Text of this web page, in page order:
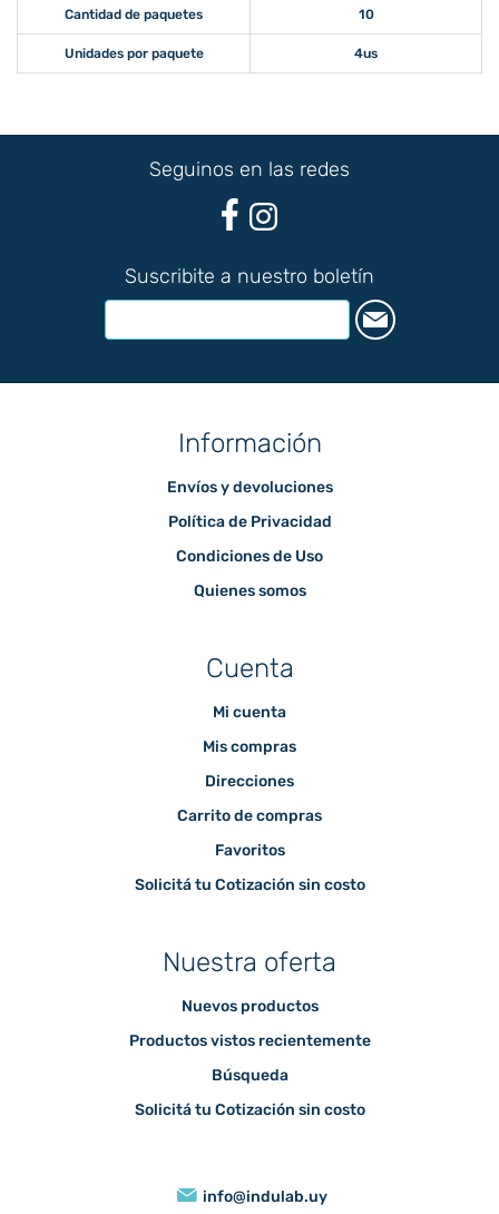
Cantidad de paquetes 10
Unidades por paquete 4us
Seguinos en las redes
Suscribite a nuestro boletín
Información
Envíos y devoluciones
Política de Privacidad
Condiciones de Uso
Quienes somos
Cuenta
Mi cuenta
Mis compras
Direcciones
Carrito de compras
Favoritos
Solicitá tu Cotización sin costo
Nuestra oferta
Nuevos productos
Productos vistos recientemente
Búsqueda
Solicitá tu Cotización sin costo
info@indulab.uy